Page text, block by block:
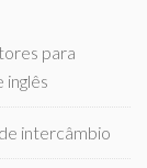
para
inglês
intercâmbio